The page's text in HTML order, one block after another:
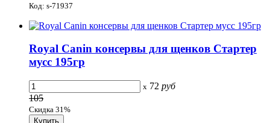
Код: s-71937
Royal Canin консервы для щенков Стартер
мусс 195гр
x 72 руб
105
Скидка 31%